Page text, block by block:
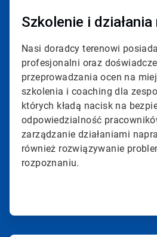
Szkolenie i
Nasi doradcy terenowi
profesjonalni oraz
przeprowadzania ocen na
szkolenia i coaching dla
których kładą nacisk na
odpowiedzialność
zarządzanie działaniami
również rozwiązywanie
rozpoznaniu.